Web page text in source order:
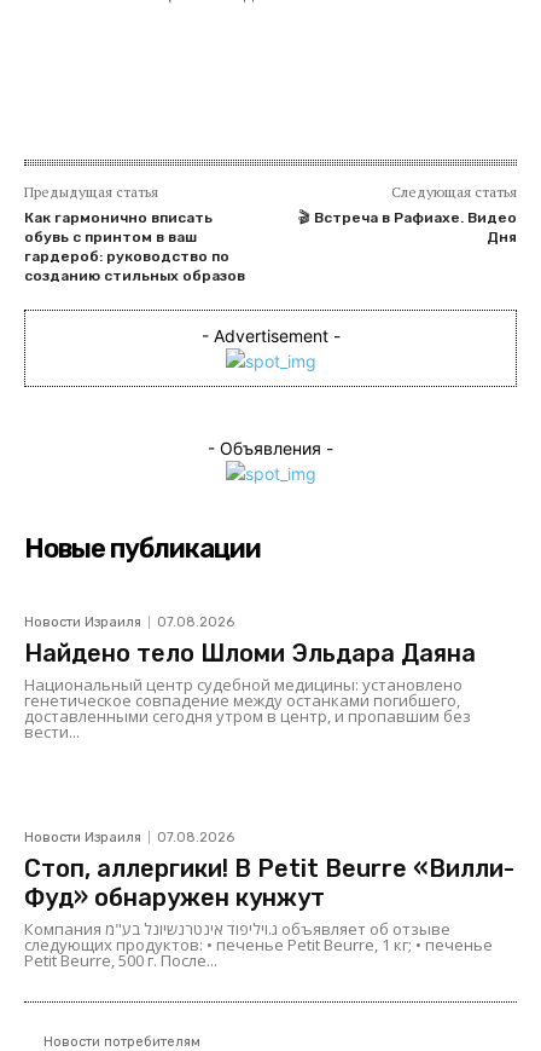
Предыдущая статья
Как гармонично вписать
обувь с принтом в ваш
гардероб: руководство по
созданию стильных образов
Следующая статья
🎬 Встреча в Рафиахе. Видео
Дня
- Advertisement -
- Объявления -
Новые публикации
Новости Израиля 07.08.2026
Найдено тело Шломи Эльдара Даяна
Национальный центр судебной медицины: установлено
генетическое совпадение между останками погибшего,
доставленными сегодня утром в центр, и пропавшим без
вести...
Новости Израиля 07.08.2026
Стоп, аллергики! В Petit Beurre «Вилли-
Фуд» обнаружен кунжут
Компания ג.ויליפוד אינטרנשיונל בע"מ объявляет об отзыве
следующих продуктов: • печенье Petit Beurre, 1 кг; • печенье
Petit Beurre, 500 г. После...
Новости потребителям